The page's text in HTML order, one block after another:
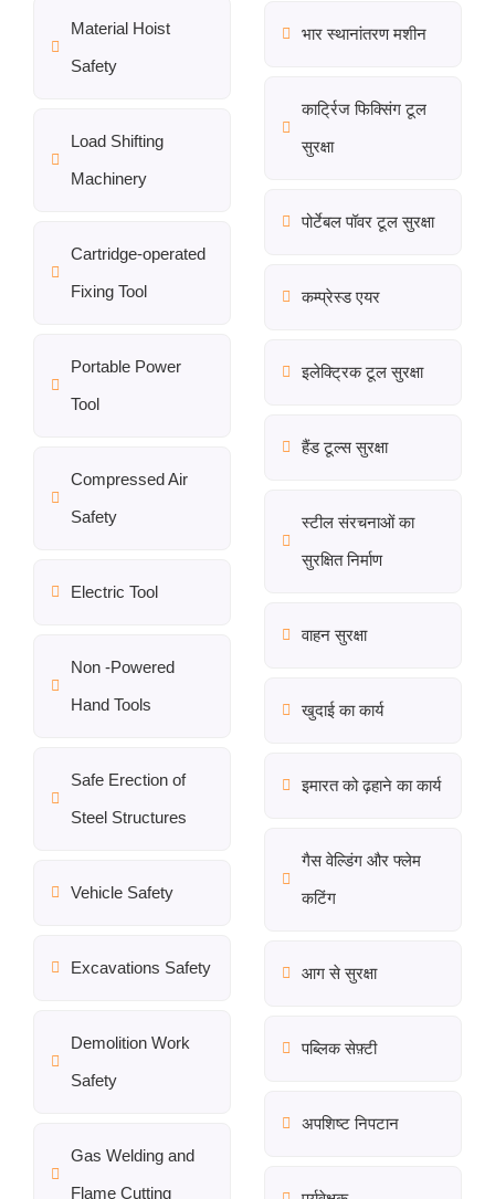
Material Hoist
Safety
Load Shifting
Machinery
Cartridge-operated
Fixing Tool
Portable Power
Tool
Compressed Air
Safety
Electric Tool
Non -Powered
Hand Tools
Safe Erection of
Steel Structures
Vehicle Safety
Excavations Safety
Demolition Work
Safety
Gas Welding and
Flame Cutting
भार स्थानांतरण मशीन
कार्ट्रिज फिक्सिंग टूल
सुरक्षा
पोर्टेबल पॉवर टूल सुरक्षा
कम्प्रेस्ड एयर
इलेक्ट्रिक टूल सुरक्षा
हैंड टूल्स सुरक्षा
स्टील संरचनाओं का
सुरक्षित निर्माण
वाहन सुरक्षा
खुदाई का कार्य
इमारत को ढ़हाने का कार्य
गैस वेल्डिंग और फ्लेम
कटिंग
आग से सुरक्षा
पब्लिक सेफ़्टी
अपशिष्ट निपटान